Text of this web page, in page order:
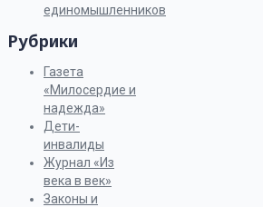
единомышленников
Рубрики
Газета
«Милосердие и
надежда»
Дети-
инвалиды
Журнал «Из
века в век»
Законы и